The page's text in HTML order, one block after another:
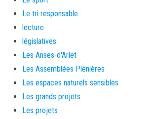
Le tri responsable
lecture
législatives
Les Anses-d'Arlet
Les Assemblées Plénières
Les espaces naturels sensibles
Les grands projets
Les projets